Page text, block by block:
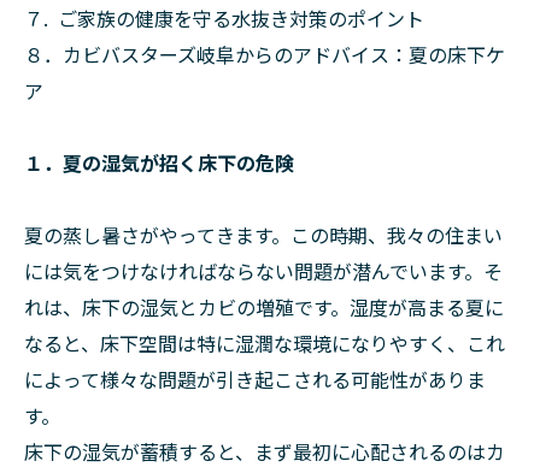
７. ご家族の健康を守る水抜き対策のポイント
８．カビバスターズ岐阜からのアドバイス：夏の床下ケ
ア
１．夏の湿気が招く床下の危険
夏の蒸し暑さがやってきます。この時期、我々の住まい
には気をつけなければならない問題が潜んでいます。そ
れは、床下の湿気とカビの増殖です。湿度が高まる夏に
なると、床下空間は特に湿潤な環境になりやすく、これ
によって様々な問題が引き起こされる可能性がありま
す。
床下の湿気が蓄積すると、まず最初に心配されるのはカ